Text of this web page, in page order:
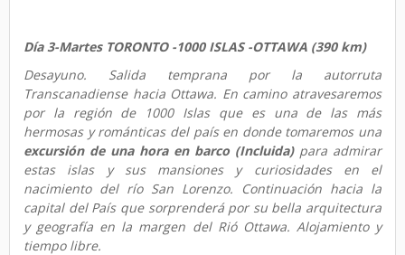
Día 3-Martes TORONTO -1000 ISLAS -OTTAWA (390 km)
Desayuno. Salida temprana por la autorruta
Transcanadiense hacia Ottawa. En camino atravesaremos
por la región de 1000 Islas que es una de las más
hermosas y románticas del país en donde tomaremos una
excursión de una hora en barco (Incluida)para admirar
estas islas y sus mansiones y curiosidades en el
nacimiento del río San Lorenzo. Continuación hacia la
capital del País que sorprenderá por su bella arquitectura
y geografía en la margen del Rió Ottawa. Alojamiento y
tiempo libre.